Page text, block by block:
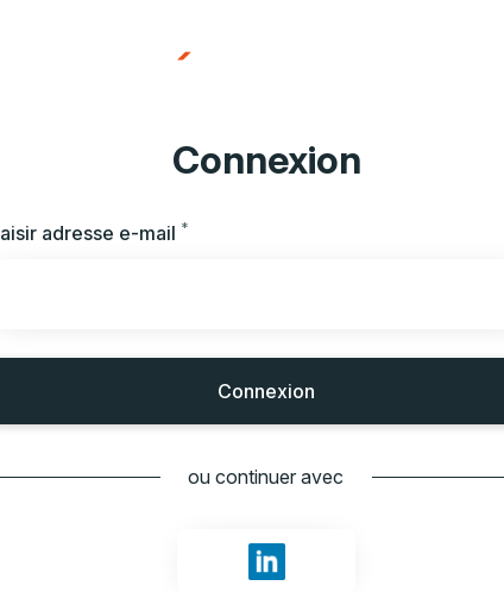
Connexion
adresse e-mail *
Connexion
ou continuer avec
Se connecter avec LinkedIn